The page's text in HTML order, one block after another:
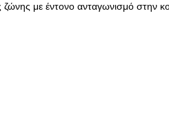
ζώνης με έντονο ανταγωνισμό στην